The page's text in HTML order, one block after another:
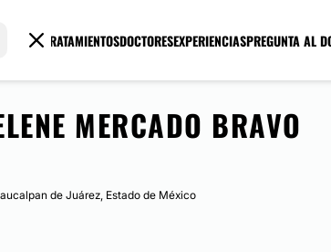
TRATAMIENTOSDOCTORESEXPERIENCIASPREGUNTA AL
MERCADO BRAVO
de Juárez, Estado de México